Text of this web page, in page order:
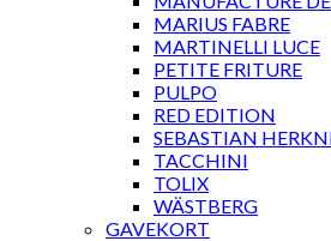
MARIUS FABRE
MARTINELLI LUCE
PETITE FRITURE
PULPO
RED EDITION
SEBASTIAN
TACCHINI
TOLIX
WÄSTBERG
GAVEKORT